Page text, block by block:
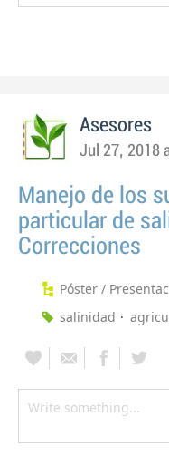
Asesores
Jul 27, 2018
Manejo de los
particular de
Correcciones
Póster /
salinidad